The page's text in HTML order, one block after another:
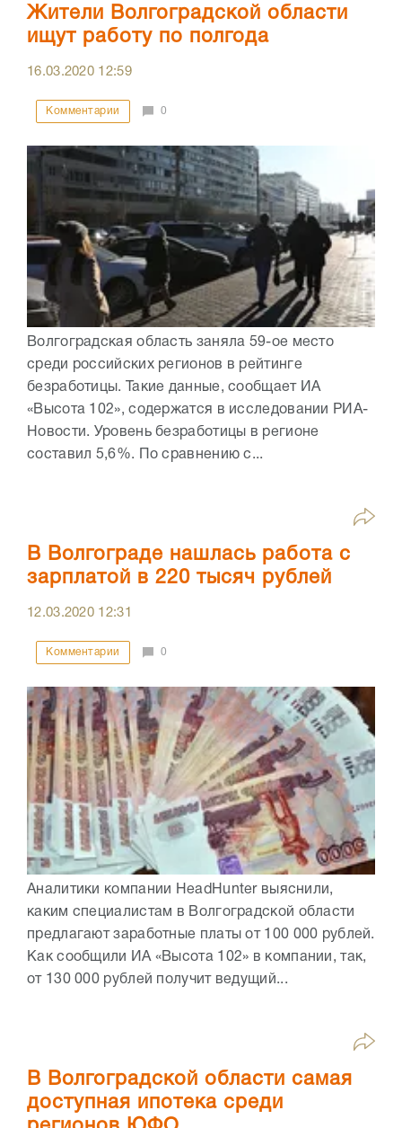
Жители Волгоградской области
ищут работу по полгода
16.03.2020 12:59
Комментарии 0
Волгоградская область заняла 59-ое место
среди российских регионов в рейтинге
безработицы. Такие данные, сообщает ИА
«Высота 102», содержатся в исследовании РИА-
Новости. Уровень безработицы в регионе
составил 5,6%. По сравнению с...
В Волгограде нашлась работа с
зарплатой в 220 тысяч рублей
12.03.2020 12:31
Комментарии 0
Аналитики компании HeadHunter выяснили,
каким специалистам в Волгоградской области
предлагают заработные платы от 100 000 рублей.
Как сообщили ИА «Высота 102» в компании, так,
от 130 000 рублей получит ведущий...
В Волгоградской области самая
доступная ипотека среди